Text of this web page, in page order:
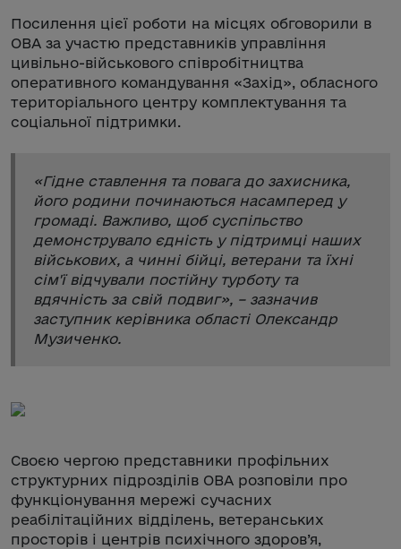
Посилення цієї роботи на місцях обговорили в
ОВА за участю представників управління
цивільно-військового співробітництва
оперативного командування «Захід», обласного
територіального центру комплектування та
соціальної підтримки.
«Гідне ставлення та повага до захисника,
його родини починаються насамперед у
громаді. Важливо, щоб суспільство
демонструвало єдність у підтримці наших
військових, а чинні бійці, ветерани та їхні
сім'ї відчували постійну турботу та
вдячність за свій подвиг», – зазначив
заступник керівника області Олександр
Музиченко.
Своєю чергою представники профільних
структурних підрозділів ОВА розповіли про
функціонування мережі сучасних
реабілітаційних відділень, ветеранських
просторів і центрів психічного здоров’я,